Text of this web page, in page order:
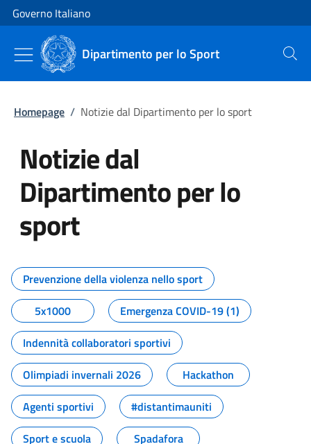
Vai al contenuto
Vai alla navigazione del sito
Governo Italiano
Dipartimento per lo Sport Cerca
Homepage / Notizie dal Dipartimento per lo sport
Notizie dal
Dipartimento per lo
sport
Tutti i contenuti della pagina
Prevenzione della violenza nello sport
5x1000
Emergenza COVID-19 (1)
Indennità collaboratori sportivi
Olimpiadi invernali 2026
Hackathon
Agenti sportivi
#distantimauniti
Sport e scuola
Spadafora